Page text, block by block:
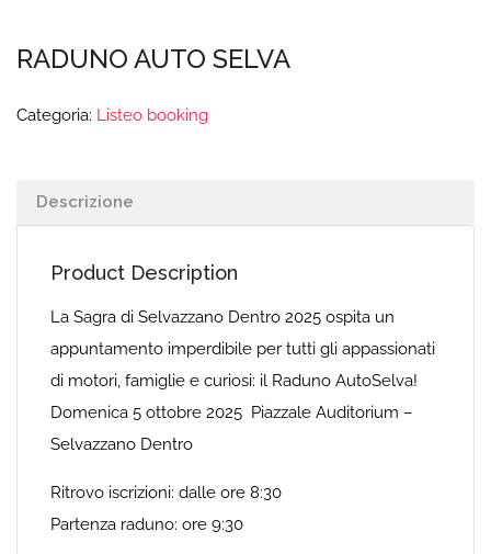
RADUNO AUTO SELVA
Categoria: Listeo booking
Descrizione
Product Description
La Sagra di Selvazzano Dentro 2025 ospita un
appuntamento imperdibile per tutti gli appassionati
di motori, famiglie e curiosi: il Raduno AutoSelva!
Domenica 5 ottobre 2025 Piazzale Auditorium –
Selvazzano Dentro
Ritrovo iscrizioni: dalle ore 8:30
Partenza raduno: ore 9:30